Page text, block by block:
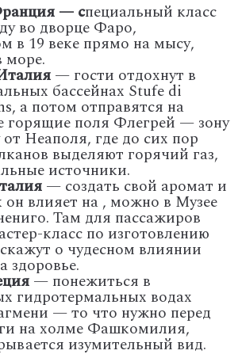
— специальный класс
во дворце Фаро,
в 19 веке прямо на мысу,
море.
— гости отдохнут в
бассейнах Stufe di
а потом отправятся на
горящие поля Флегрей — зону
от Неаполя, где до сих пор
выделяют горячий газ,
источники.
— создать свой аромат и
он влияет на , можно в Музее
Там для пассажиров
класс по изготовлению
о чудесном влиянии
здоровье.
— понежиться в
гидротермальных водах
— то что нужно перед
на холме Фашкомилия,
изумительный вид.